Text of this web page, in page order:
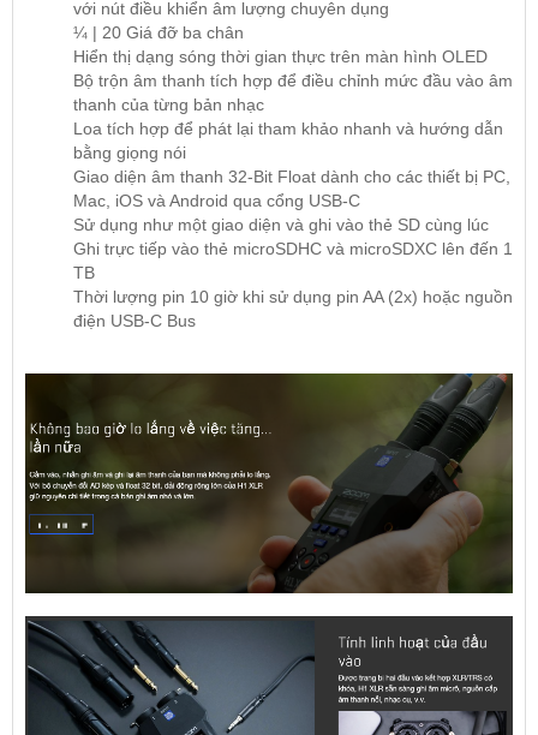
với nút điều khiển âm lượng chuyên dụng
¼ | 20 Giá đỡ ba chân
Hiển thị dạng sóng thời gian thực trên màn hình OLED
Bộ trộn âm thanh tích hợp để điều chỉnh mức đầu vào âm
thanh của từng bản nhạc
Loa tích hợp để phát lại tham khảo nhanh và hướng dẫn
bằng giọng nói
Giao diện âm thanh 32-Bit Float dành cho các thiết bị PC,
Mac, iOS và Android qua cổng USB-C
Sử dụng như một giao diện và ghi vào thẻ SD cùng lúc
Ghi trực tiếp vào thẻ microSDHC và microSDXC lên đến 1
TB
Thời lượng pin 10 giờ khi sử dụng pin AA (2x) hoặc nguồn
điện USB-C Bus